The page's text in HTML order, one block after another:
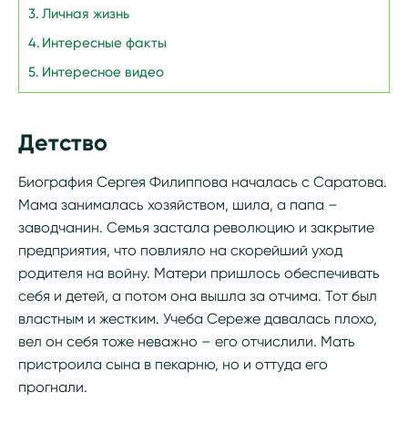
Личная жизнь
Интересные факты
Интересное видео
Детство
Биография Сергея Филиппова началась с Саратова.
Мама занималась хозяйством, шила, а папа –
заводчанин. Семья застала революцию и закрытие
предприятия, что повлияло на скорейший уход
родителя на войну. Матери пришлось обеспечивать
себя и детей, а потом она вышла за отчима. Тот был
властным и жестким. Учеба Сереже давалась плохо,
вел он себя тоже неважно – его отчислили. Мать
пристроила сына в пекарню, но и оттуда его
прогнали.